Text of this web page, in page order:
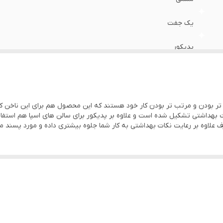
یک جفت
پدیکور
تر بودن و مرتب تر بودن کار خود هستند که این محصول هم برای این
علاوه بر رعایت نکات بهداشتی به کار شما جلوه بیشتری داده و مورد